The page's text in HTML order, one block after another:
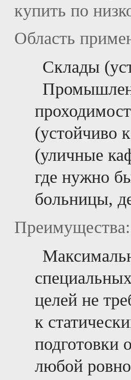
купить по
Область
Склады
(устойчиво
(уличные
где нужно
больницы,
Преимущества:
целей не
к
подготовки
любой